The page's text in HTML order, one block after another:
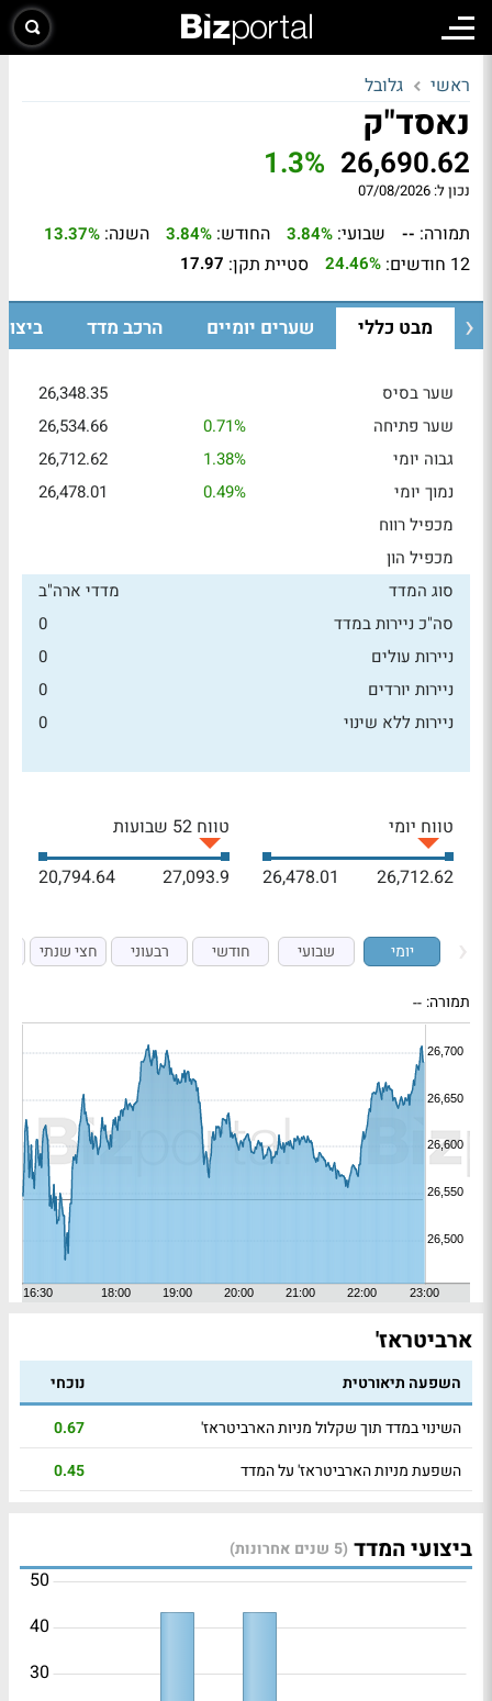
ראשי גלובל
נאסד"ק
26,690.62
1.3%
נכון ל: 07/08/2026
תמורה: -- שבועי: 3.84% החודש: 3.84% השנה: 13.37%
12 חודשים: 24.46% סטיית תקן: 17.97
מבט כללי שערים יומיים הרכב מדד
שער בסיס
26,348.35
שער פתיחה
0.71%
26,534.66
גבוה יומי
1.38%
26,712.62
נמוך יומי
0.49%
26,478.01
מכפיל רווח
מכפיל הון
סוג המדד
מדדי ארה"ב
סה"כ ניירות במדד
0
ניירות עולים
0
ניירות יורדים
0
ניירות ללא שינוי
0
טווח יומי
26,712.62
26,478.01
טווח 52 שבועות
27,093.9
20,794.64
יומי שבועי חודשי רבעוני חצי שנתי
תמורה: --
ארביטראז'
השפעה תיאורטית
נוכחי
השינוי במדד תוך שקלול מניות הארביטראז'
0.67
השפעת מניות הארביטראז' על המדד
0.45
ביצועי המדד (5 שנים אחרונות)
30
40
50